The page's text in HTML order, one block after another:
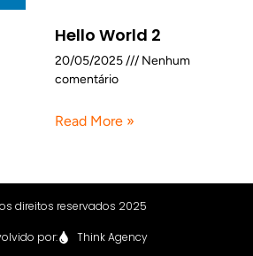
Hello World 2
20/05/2025
Nenhum
comentário
Read More »
direitos reservados 2025
por: Think Agency